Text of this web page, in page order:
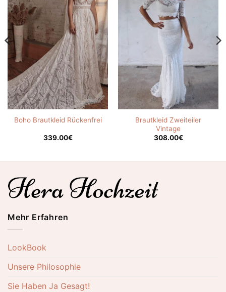
Boho Brautkleid Rückenfrei
339.00€
Brautkleid Zweiteiler
Vintage
308.00€
Mehr Erfahren
LookBook
Unsere Philosophie
Sie Haben Ja Gesagt!